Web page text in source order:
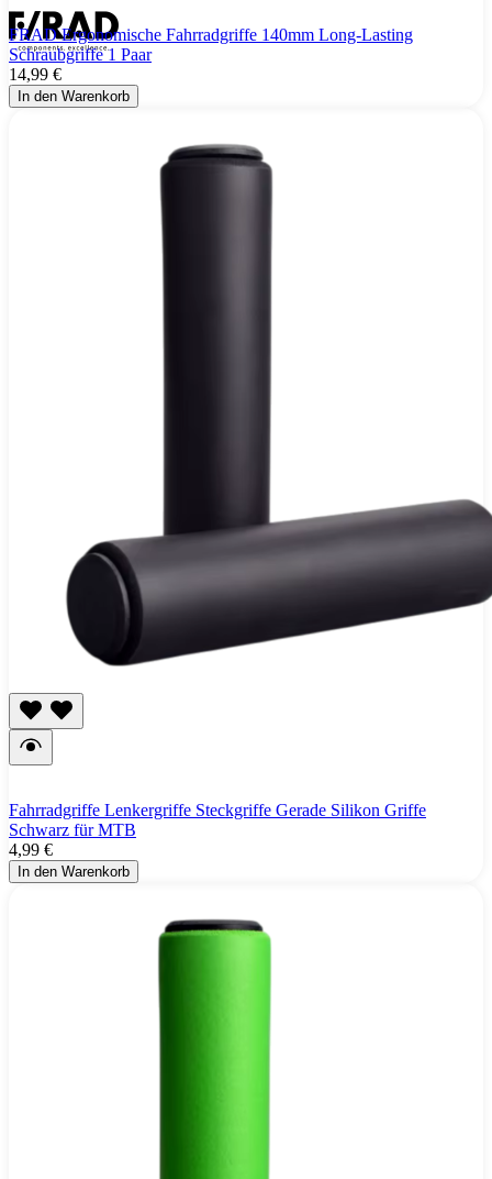
FRAD Ergonomische Fahrradgriffe 140mm Long-Lasting
Schraubgriffe 1 Paar
14,99 €
In den Warenkorb
Fahrradgriffe Lenkergriffe Steckgriffe Gerade Silikon Griffe
Schwarz für MTB
4,99 €
In den Warenkorb